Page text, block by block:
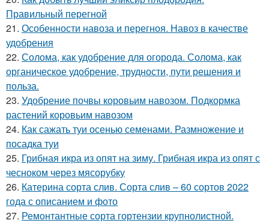
Правильный перегной
21. Особенности навоза и перегноя. Навоз в качестве
удобрения
22. Солома, как удобрение для огорода. Солома, как
органическое удобрение, трудности, пути решения и
польза.
23. Удобрение почвы коровьим навозом. Подкормка
растений коровьим навозом
24. Как сажать туи осенью семенами. Размножение и
посадка туи
25. Грибная икра из опят на зиму. Грибная икра из опят с
чесноком через мясорубку
26. Катерина сорта слив. Сорта слив – 60 сортов 2022
года с описанием и фото
27. Ремонтантные сорта гортензии крупнолистной.